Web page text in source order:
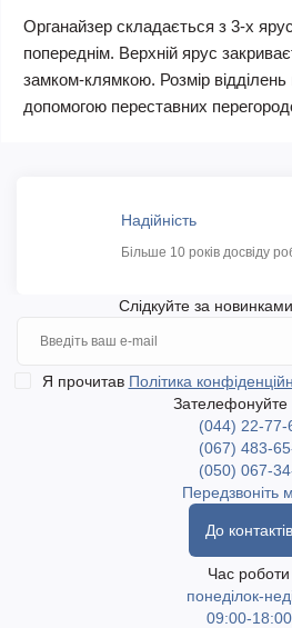
Органайзер складається з 3-х
попереднім. Верхній ярус
замком-клямкою. Розмір
допомогою переставних
Надійність
Більше 10 років досвіду
Слідкуйте за
Я прочитав Політика
Зателефонуйте
(044) 22-77-
(067) 483-
(050) 067-
Передзвоніть
До контактів
Час роботи
понеділок-
09:00-18:00